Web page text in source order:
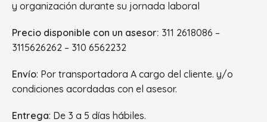
y organización durante su jornada laboral
Precio disponible con un asesor: 311 2618086 –
3115626262 – 310 6562232
Envío: Por transportadora A cargo del cliente. y/o
condiciones acordadas con el asesor.
Entrega: De 3 a 5 días hábiles.